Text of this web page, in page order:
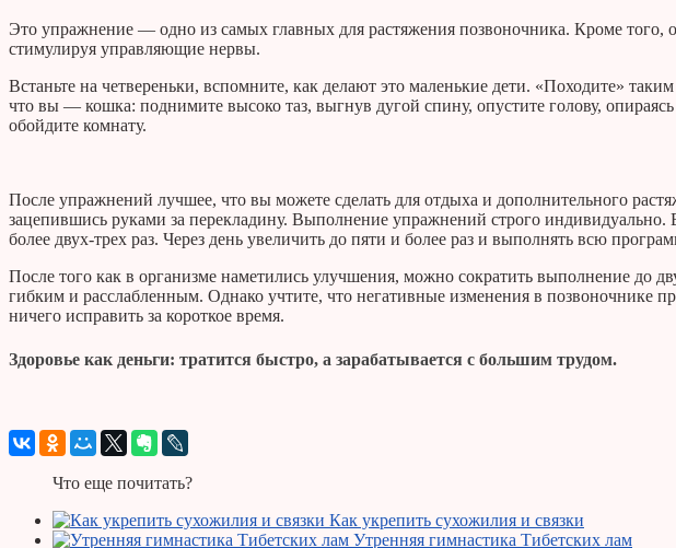
Это упражнение — одно из самых главных для растяжения позвоночника. Кроме того,
стимулируя управляющие нервы.
Встаньте на четвереньки, вспомните, как делают это маленькие дети. «Походите»
что вы — кошка: поднимите высоко таз, выгнув дугой спину, опустите голову,
обойдите комнату.
После упражнений лучшее, что вы можете сделать для отдыха и дополнительного
зацепившись руками за перекладину. Выполнение упражнений строго индивидуально.
более двух-трех раз. Через день увеличить до пяти и более раз и выполнять всю
После того как в организме наметились улучшения, можно сократить выполнение до
гибким и расслабленным. Однако учтите, что негативные изменения в позвоночнике
ничего исправить за короткое время.
Здоровье как деньги: тратится быстро, а зарабатывается с большим трудом.
Что еще почитать?
Как укрепить сухожилия и связки
Утренняя гимнастика Тибетских лам